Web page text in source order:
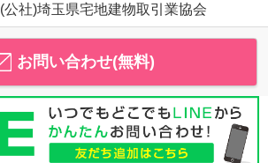
(公社)埼玉県宅地建物取引業協会
お問い合わせ(無料)